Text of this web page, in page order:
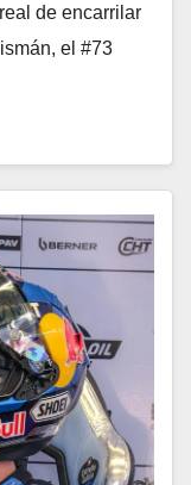
de encarrilar
el #73